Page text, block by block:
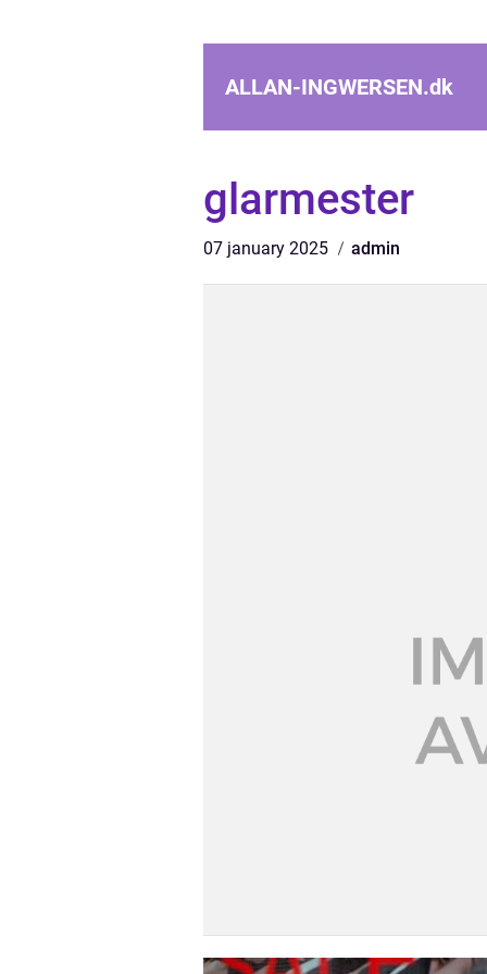
ALLAN-INGWERSEN.dk
glarmester
07 january 2025 admin